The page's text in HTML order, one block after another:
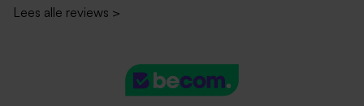
Lees alle reviews >